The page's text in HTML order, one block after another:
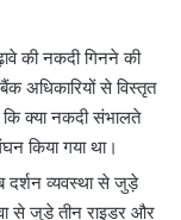
की नकदी गिनने की
अधिकारियों से विस्तृत
क्या नकदी संभालते
किया गया था।
व्यवस्था से जुड़े
से जुड़े तीन राइडर और